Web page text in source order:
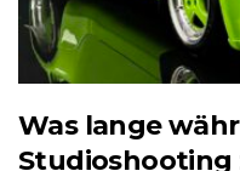
Was lange
Studioshooting